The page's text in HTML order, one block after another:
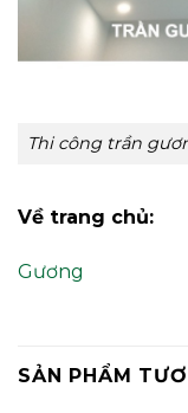
Thi công trần
Về trang chủ:
Gương
SẢN PHẨM